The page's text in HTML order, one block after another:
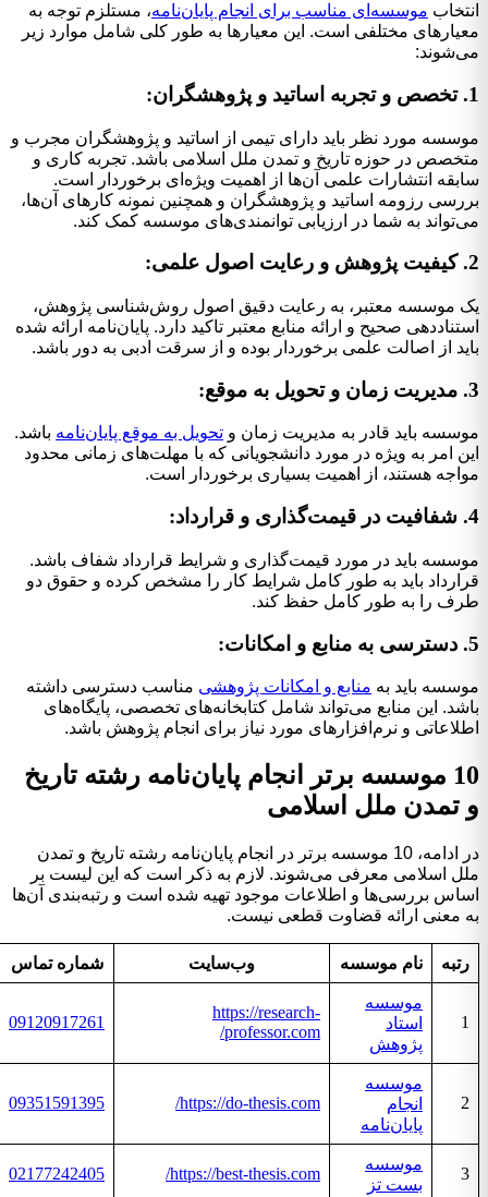
انتخاب موسسه‌ای مناسب برای انجام پایان‌نامه، مستلزم توجه به
معیارهای مختلفی است. این معیارها به طور کلی شامل موارد زیر
می‌شوند:
1. تخصص و تجربه اساتید و پژوهشگران:
موسسه مورد نظر باید دارای تیمی از اساتید و پژوهشگران مجرب و
متخصص در حوزه تاریخ و تمدن ملل اسلامی باشد. تجربه کاری و
سابقه انتشارات علمی آن‌ها از اهمیت ویژه‌ای برخوردار است.
بررسی رزومه اساتید و پژوهشگران و همچنین نمونه کارهای آن‌ها،
می‌تواند به شما در ارزیابی توانمندی‌های موسسه کمک کند.
2. کیفیت پژوهش و رعایت اصول علمی:
یک موسسه معتبر، به رعایت دقیق اصول روش‌شناسی پژوهش،
استناددهی صحیح و ارائه منابع معتبر تاکید دارد. پایان‌نامه ارائه شده
باید از اصالت علمی برخوردار بوده و از سرقت ادبی به دور باشد.
3. مدیریت زمان و تحویل به موقع:
موسسه باید قادر به مدیریت زمان و تحویل به موقع پایان‌نامه باشد.
این امر به ویژه در مورد دانشجویانی که با مهلت‌های زمانی محدود
مواجه هستند، از اهمیت بسیاری برخوردار است.
4. شفافیت در قیمت‌گذاری و قرارداد:
موسسه باید در مورد قیمت‌گذاری و شرایط قرارداد شفاف باشد.
قرارداد باید به طور کامل شرایط کار را مشخص کرده و حقوق دو
طرف را به طور کامل حفظ کند.
5. دسترسی به منابع و امکانات:
موسسه باید به منابع و امکانات پژوهشی مناسب دسترسی داشته
باشد. این منابع می‌تواند شامل کتابخانه‌های تخصصی، پایگاه‌های
اطلاعاتی و نرم‌افزارهای مورد نیاز برای انجام پژوهش باشد.
10 موسسه برتر انجام پایان‌نامه رشته تاریخ
و تمدن ملل اسلامی
در ادامه، 10 موسسه برتر در انجام پایان‌نامه رشته تاریخ و تمدن
ملل اسلامی معرفی می‌شوند. لازم به ذکر است که این لیست بر
اساس بررسی‌ها و اطلاعات موجود تهیه شده است و رتبه‌بندی آن‌ها
به معنی ارائه قضاوت قطعی نیست.
رتبه نام موسسه وب‌سایت شماره تماس
1
موسسه
استاد
پژوهش
https://research-
professor.com/
09120917261
2
موسسه
انجام
پایان‌نامه
https://do-thesis.com/
09351591395
3
موسسه
بست تز
https://best-thesis.com/
02177242405